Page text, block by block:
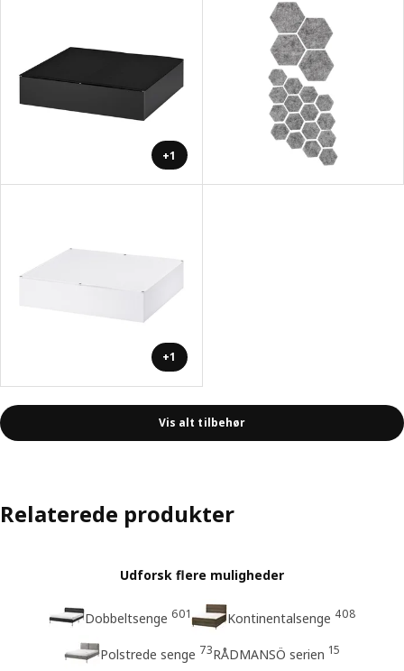
+1
+1
Vis alt tilbehør
Relaterede produkter
Udforsk flere muligheder
Dobbeltsenge 601 Kontinentalsenge 408
Polstrede senge 73RÅDMANSÖ serien 15